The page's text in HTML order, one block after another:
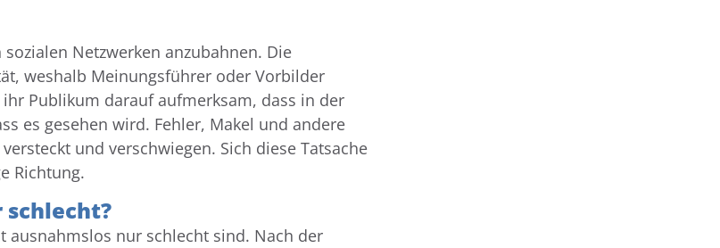
Netzwerken anzubahnen. Die
weshalb Meinungsführer oder Vorbilder
Publikum darauf aufmerksam, dass in der
es gesehen wird. Fehler, Makel und andere
und verschwiegen. Sich diese Tatsache
Richtung.
ausnahmslos nur schlecht sind. Nach der